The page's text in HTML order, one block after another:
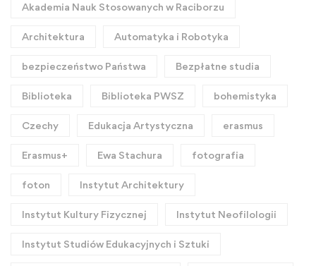
Akademia Nauk Stosowanych w Raciborzu
Architektura Automatyka i Robotyka
bezpieczeństwo Państwa Bezpłatne studia
Biblioteka Biblioteka PWSZ bohemistyka
Czechy Edukacja Artystyczna erasmus
Erasmus+ Ewa Stachura fotografia
foton Instytut Architektury
Instytut Kultury Fizycznej Instytut Neofilologii
Instytut Studiów Edukacyjnych i Sztuki